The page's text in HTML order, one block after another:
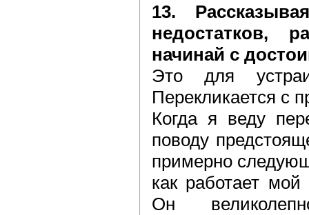
13.
недостатков,
начинай с
Это для
Перекликается с
Когда я веду
поводу
примерно
как работает мой
Он